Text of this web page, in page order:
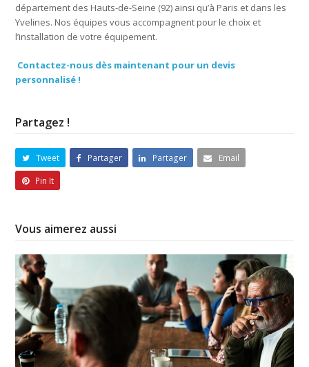
département des Hauts-de-Seine (92) ainsi qu’à Paris et dans les
Yvelines. Nos équipes vous accompagnent pour le choix et
l’installation de votre équipement.
Contactez-nous dès maintenant pour un devis
personnalisé !
Partagez !
Tweet Partager Partager
Email
Pin It
Vous aimerez aussi